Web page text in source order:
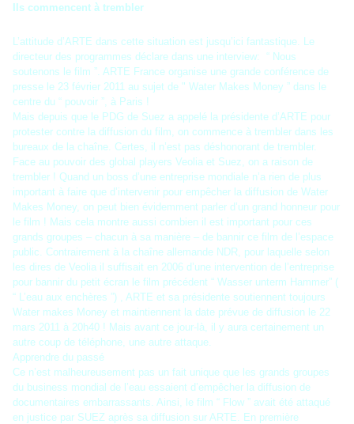
Ils commencent à trembler
L’attitude d’ARTE dans cette situation est jusqu’ici fantastique. Le
directeur des programmes déclare dans une interview: “ Nous
soutenons le film ”. ARTE France organise une grande conférence de
presse le 23 février 2011 au sujet de " Water Makes Money ” dans le
centre du “ pouvoir ”, à Paris !
Mais depuis que le PDG de Suez a appelé la présidente d’ARTE pour
protester contre la diffusion du film, on commence à trembler dans les
bureaux de la chaîne. Certes, il n’est pas déshonorant de trembler.
Face au pouvoir des global players Veolia et Suez, on a raison de
trembler ! Quand un boss d’une entreprise mondiale n’a rien de plus
important à faire que d’intervenir pour empêcher la diffusion de Water
Makes Money, on peut bien évidemment parler d’un grand honneur pour
le film ! Mais cela montre aussi combien il est important pour ces
grands groupes – chacun à sa manière – de bannir ce film de l’espace
public. Contrairement à la chaîne allemande NDR, pour laquelle selon
les dires de Veolia il suffisait en 2006 d’une intervention de l’entreprise
pour bannir du petit écran le film précédent “ Wasser unterm Hammer” (
“ L’eau aux enchères ”) , ARTE et sa présidente soutiennent toujours
Water makes Money et maintiennent la date prévue de diffusion le 22
mars 2011 à 20h40 ! Mais avant ce jour-là, il y aura certainement un
autre coup de téléphone, une autre attaque.
Apprendre du passé
Ce n’est malheureusement pas un fait unique que les grands groupes
du business mondial de l’eau essaient d’empêcher la diffusion de
documentaires embarrassants. Ainsi, le film “ Flow ” avait été attaqué
en justice par SUEZ après sa diffusion sur ARTE. En première